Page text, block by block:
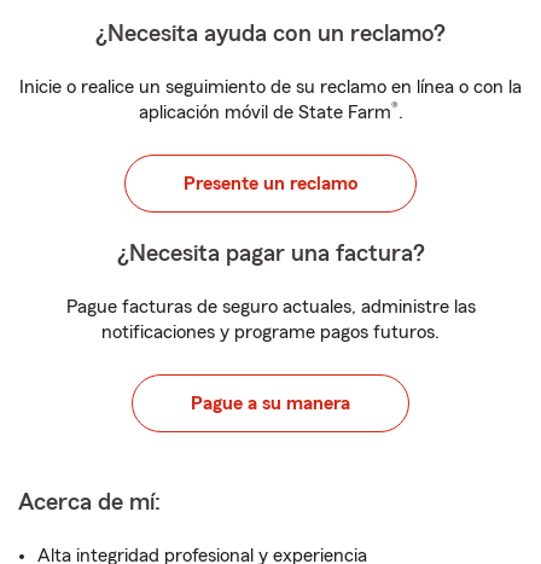
¿Necesita ayuda con un reclamo?
Inicie o realice un seguimiento de su reclamo en línea o con la
aplicación móvil de State Farm®.
Presente un reclamo
¿Necesita pagar una factura?
Pague facturas de seguro actuales, administre las
notificaciones y programe pagos futuros.
Pague a su manera
Acerca de mí:
Alta integridad profesional y experiencia